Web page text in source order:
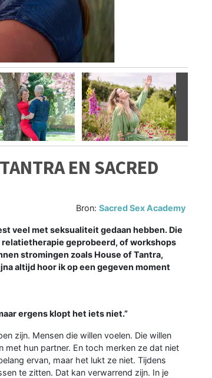
EN SACRED
Bron:Sacred Sex Academy
veel met seksualiteit gedaan hebben. Die
relatietherapie geprobeerd, of workshops
stromingen zoals House of Tantra,
altijd hoor ik op een gegeven moment
ergens klopt het iets niet.”
zijn. Mensen die willen voelen. Die willen
met hun partner. En toch merken ze dat niet
ervan, maar het lukt ze niet. Tijdens
te zitten. Dat kan verwarrend zijn. In je